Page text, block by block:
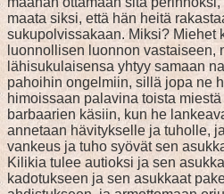
maata siksi, että hän heitä
sukupolvissakaan. Miksi? Miehet
luonnollisen luonnon
lähisukulaisensa yhtyy samaan
pahoihin ongelmiin, sillä jopa ne
himoissaan palavina toista
barbaarien käsiin, kun he
annetaan hävitykselle ja tuholle,
vankeus ja tuho syövät sen
Kilikia tulee autioksi ja sen
kadotukseen ja sen asukkaat